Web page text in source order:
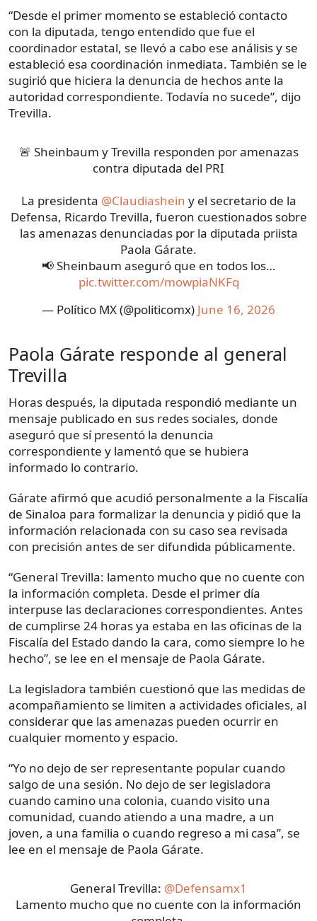
“Desde el primer momento se estableció contacto
con la diputada, tengo entendido que fue el
coordinador estatal, se llevó a cabo ese análisis y se
estableció esa coordinación inmediata. También se le
sugirió que hiciera la denuncia de hechos ante la
autoridad correspondiente. Todavía no sucede”, dijo
Trevilla.
🚨 Sheinbaum y Trevilla responden por amenazas
contra diputada del PRI
La presidenta @Claudiashein y el secretario de la
Defensa, Ricardo Trevilla, fueron cuestionados sobre
las amenazas denunciadas por la diputada priista
Paola Gárate.
📢 Sheinbaum aseguró que en todos los…
pic.twitter.com/mowpiaNKFq
— Político MX (@politicomx) June 16, 2026
Paola Gárate responde al general
Trevilla
Horas después, la diputada respondió mediante un
mensaje publicado en sus redes sociales, donde
aseguró que sí presentó la denuncia
correspondiente y lamentó que se hubiera
informado lo contrario.
Gárate afirmó que acudió personalmente a la Fiscalía
de Sinaloa para formalizar la denuncia y pidió que la
información relacionada con su caso sea revisada
con precisión antes de ser difundida públicamente.
“General Trevilla: lamento mucho que no cuente con
la información completa. Desde el primer día
interpuse las declaraciones correspondientes. Antes
de cumplirse 24 horas ya estaba en las oficinas de la
Fiscalía del Estado dando la cara, como siempre lo he
hecho”, se lee en el mensaje de Paola Gárate.
La legisladora también cuestionó que las medidas de
acompañamiento se limiten a actividades oficiales, al
considerar que las amenazas pueden ocurrir en
cualquier momento y espacio.
“Yo no dejo de ser representante popular cuando
salgo de una sesión. No dejo de ser legisladora
cuando camino una colonia, cuando visito una
comunidad, cuando atiendo a una madre, a un
joven, a una familia o cuando regreso a mi casa”, se
lee en el mensaje de Paola Gárate.
General Trevilla: @Defensamx1
Lamento mucho que no cuente con la información